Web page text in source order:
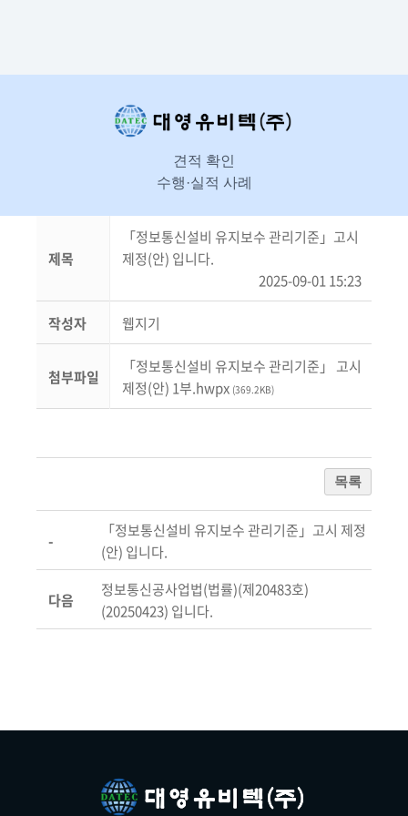
견적 확인
수행·실적 사례
제목
「정보통신설비 유지보수 관리기준」고시
제정(안) 입니다.
2025-09-01 15:23
작성자 웹지기
첨부파일
「정보통신설비 유지보수 관리기준」 고시
제정(안) 1부.hwpx (369.2KB)
목록
-
「정보통신설비 유지보수 관리기준」고시 제정
(안) 입니다.
다음
정보통신공사업법(법률)(제20483호)
(20250423) 입니다.